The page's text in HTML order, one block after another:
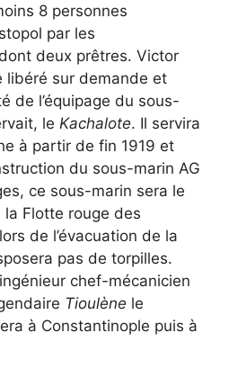
8 personnes
par les
deux prêtres. Victor
libéré sur demande et
de l’équipage du sous-
le Kachalote. Il servira
à partir de fin 1919 et
du sous-marin AG
ce sous-marin sera le
Flotte rouge des
de l’évacuation de la
pas de torpilles.
chef-mécanicien
Tioulène le
à Constantinople puis à